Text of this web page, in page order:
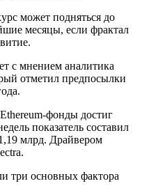
может подняться до
месяцы, если фрактал
с мнением аналитика
отметил предпосылки
фонды достиг
показатель составил
млрд. Драйвером
три основных фактора